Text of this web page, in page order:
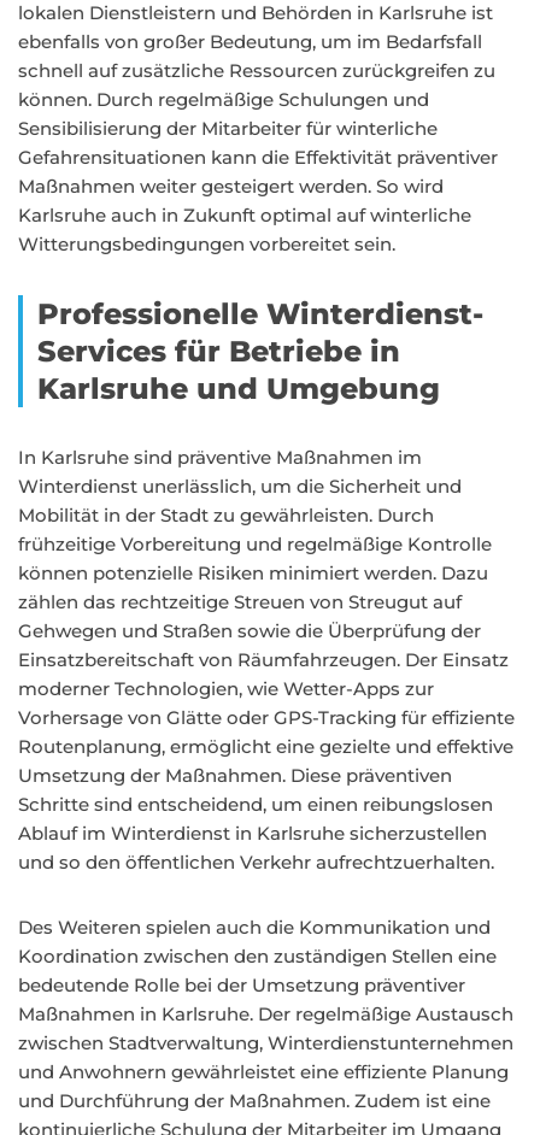
lokalen Dienstleistern und Behörden in Karlsruhe ist
ebenfalls von großer Bedeutung, um im Bedarfsfall
schnell auf zusätzliche Ressourcen zurückgreifen zu
können. Durch regelmäßige Schulungen und
Sensibilisierung der Mitarbeiter für winterliche
Gefahrensituationen kann die Effektivität präventiver
Maßnahmen weiter gesteigert werden. So wird
Karlsruhe auch in Zukunft optimal auf winterliche
Witterungsbedingungen vorbereitet sein.
Professionelle Winterdienst-
Services für Betriebe in
Karlsruhe und Umgebung
In Karlsruhe sind präventive Maßnahmen im
Winterdienst unerlässlich, um die Sicherheit und
Mobilität in der Stadt zu gewährleisten. Durch
frühzeitige Vorbereitung und regelmäßige Kontrolle
können potenzielle Risiken minimiert werden. Dazu
zählen das rechtzeitige Streuen von Streugut auf
Gehwegen und Straßen sowie die Überprüfung der
Einsatzbereitschaft von Räumfahrzeugen. Der Einsatz
moderner Technologien, wie Wetter-Apps zur
Vorhersage von Glätte oder GPS-Tracking für effiziente
Routenplanung, ermöglicht eine gezielte und effektive
Umsetzung der Maßnahmen. Diese präventiven
Schritte sind entscheidend, um einen reibungslosen
Ablauf im Winterdienst in Karlsruhe sicherzustellen
und so den öffentlichen Verkehr aufrechtzuerhalten.
Des Weiteren spielen auch die Kommunikation und
Koordination zwischen den zuständigen Stellen eine
bedeutende Rolle bei der Umsetzung präventiver
Maßnahmen in Karlsruhe. Der regelmäßige Austausch
zwischen Stadtverwaltung, Winterdienstunternehmen
und Anwohnern gewährleistet eine effiziente Planung
und Durchführung der Maßnahmen. Zudem ist eine
kontinuierliche Schulung der Mitarbeiter im Umgang